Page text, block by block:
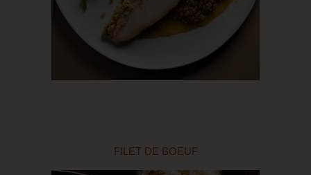
FILET DE BOEUF